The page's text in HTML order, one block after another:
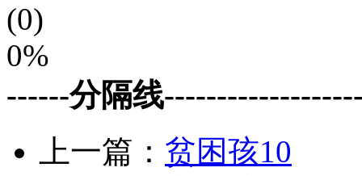
(0)
0%
------分隔线
上一篇： 贫困孩10